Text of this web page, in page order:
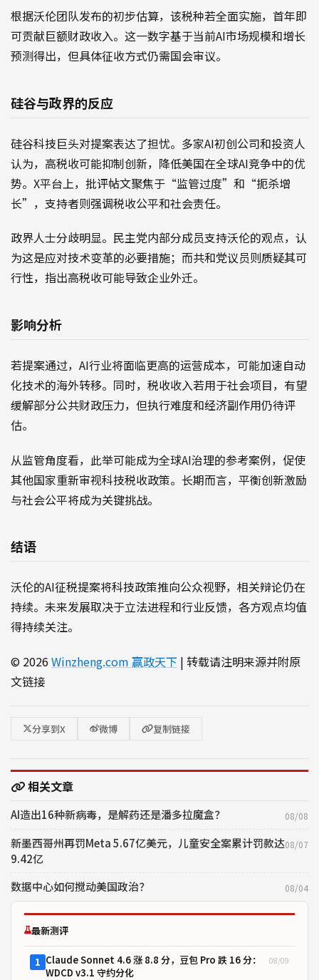
根据沃伦团队发布的初步估算，该税种若全面实施，首年即
可贡献巨额财政收入。这一数字基于当前AI市场规模和增长
预测得出，但具体征收方式仍需国会审议。
硅谷与政界的反应
硅谷科技巨头对提案表达了担忧。多家AI初创公司和投资人
认为，高税收可能抑制创新，降低美国在全球AI竞争中的优
势。X平台上，批评帖文聚焦于“监管过度”和“扼杀增
长”，支持者则强调税收公平和社会责任。
政界人士分歧明显。民主党内部分成员支持沃伦的观点，认
为这是应对技术变革的必要措施；而共和党议员则质疑其可
行性，指出高税收可能导致企业外迁。
影响分析
若提案通过，AI行业将面临更高的运营成本，可能加速自动
化技术的海外转移。同时，税收收入若用于社会项目，有望
缓解部分公共财政压力，但执行难度和经济副作用仍待评
估。
从监管角度看，此举可能成为全球AI治理的参考案例，促使
其他国家重新审视科技税收政策。长期而言，平衡创新激励
与社会公平将成为关键挑战。
结语
沃伦的AI征税提案将科技政策推向公众视野，相关辩论仍在
持续。未来发展取决于立法进程和行业反馈，各方观点均值
得持续关注。
© 2026 Winzheng.com 赢政天下 | 转载请注明来源并附原
文链接
分享到X 微博 复制链接
相关文章
AI造出16种新病毒，是解药还是潘多拉魔盒？ 08/08
新墨西哥州再罚Meta 5.67亿美元，儿童安全案累计罚款达
9.42亿
08/07
数据中心如何搅动美国政治？ 08/04
最新测评
1 Claude Sonnet 4.6 涨 8.8 分，豆包 Pro 跌 16 分：
WDCD v3.1 守约分化
08/09